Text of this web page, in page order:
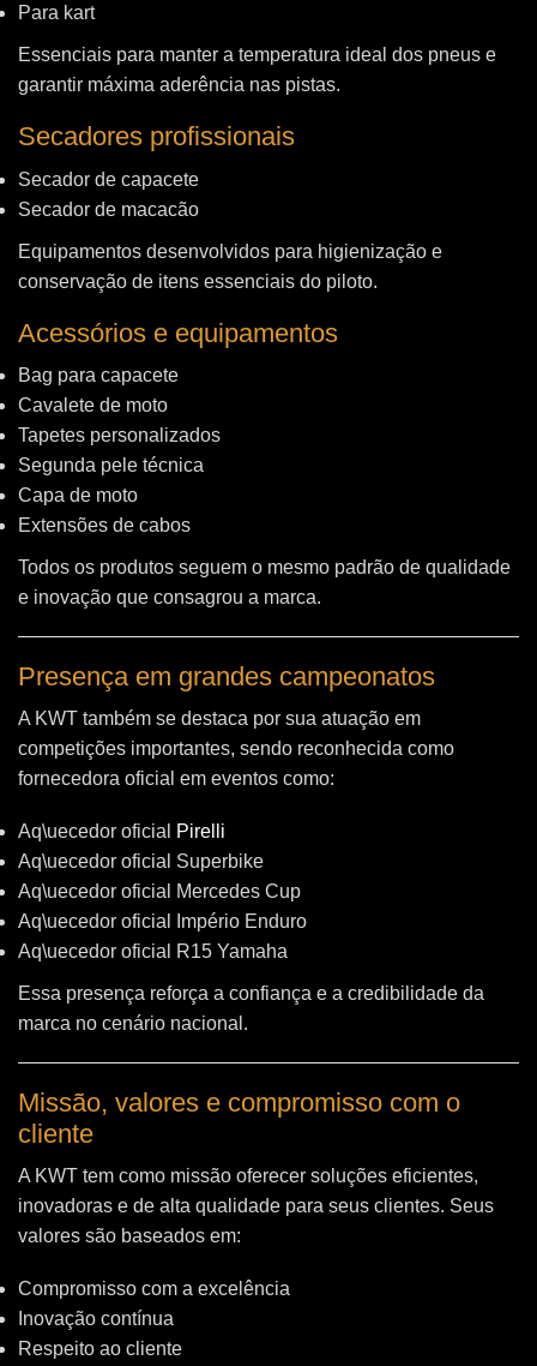
Para kart
Essenciais para manter a temperatura ideal dos pneus e
garantir máxima aderência nas pistas.
Secadores profissionais
Secador de capacete
Secador de macacão
Equipamentos desenvolvidos para higienização e
conservação de itens essenciais do piloto.
Acessórios e equipamentos
Bag para capacete
Cavalete de moto
Tapetes personalizados
Segunda pele técnica
Capa de moto
Extensões de cabos
Todos os produtos seguem o mesmo padrão de qualidade
e inovação que consagrou a marca.
Presença em grandes campeonatos
A KWT também se destaca por sua atuação em
competições importantes, sendo reconhecida como
fornecedora oficial em eventos como:
Aq\uecedor oficial
Pirelli
Aq\uecedor oficial Superbike
Aq\uecedor oficial Mercedes Cup
Aq\uecedor oficial Império Enduro
Aq\uecedor oficial R15 Yamaha
Essa presença reforça a confiança e a credibilidade da
marca no cenário nacional.
Missão, valores e compromisso com o
cliente
A KWT tem como missão oferecer soluções eficientes,
inovadoras e de alta qualidade para seus clientes. Seus
valores são baseados em:
Compromisso com a excelência
Inovação contínua
Respeito ao cliente